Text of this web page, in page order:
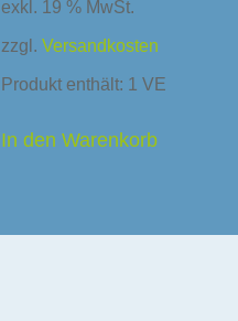
exkl. 19 % MwSt.
zzgl. Versandkosten
Produkt enthält: 1 VE
In den Warenkorb